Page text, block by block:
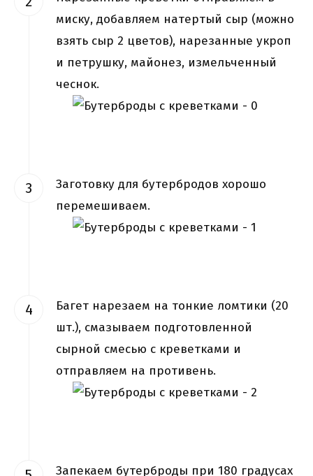
миску, добавляем натертый сыр (можно
взять сыр 2 цветов), нарезанные укроп
и петрушку, майонез, измельченный
чеснок.
Заготовку для бутербродов хорошо
перемешиваем.
Багет нарезаем на тонкие ломтики (20
шт.), смазываем подготовленной
сырной смесью с креветками и
отправляем на противень.
Запекаем бутерброды при 180 градусах